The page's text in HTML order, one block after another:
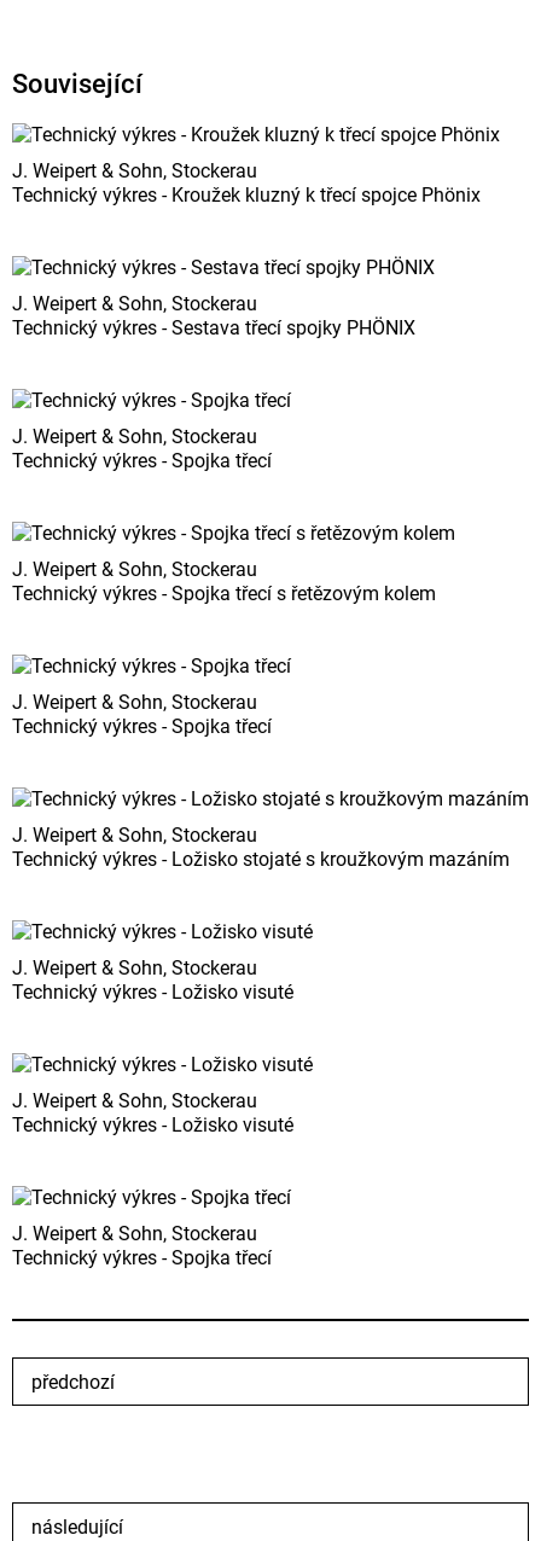
Související
J. Weipert & Sohn, Stockerau
Technický výkres - Kroužek kluzný k třecí spojce Phönix
J. Weipert & Sohn, Stockerau
Technický výkres - Sestava třecí spojky PHÖNIX
J. Weipert & Sohn, Stockerau
Technický výkres - Spojka třecí
J. Weipert & Sohn, Stockerau
Technický výkres - Spojka třecí s řetězovým kolem
J. Weipert & Sohn, Stockerau
Technický výkres - Spojka třecí
J. Weipert & Sohn, Stockerau
Technický výkres - Ložisko stojaté s kroužkovým mazáním
J. Weipert & Sohn, Stockerau
Technický výkres - Ložisko visuté
J. Weipert & Sohn, Stockerau
Technický výkres - Ložisko visuté
J. Weipert & Sohn, Stockerau
Technický výkres - Spojka třecí
předchozí
následující